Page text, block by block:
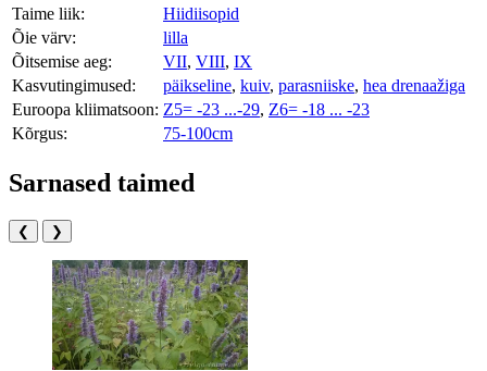
Taime liik:
Hiidiisopid
Õie värv:
lilla
Õitsemise aeg:
VII, VIII, IX
Kasvutingimused:
päikseline, kuiv, parasniiske, hea drenaažiga
Euroopa kliimatsoon: Z5= -23 ...-29, Z6= -18 ... -23
Kõrgus:
75-100cm
Sarnased taimed
❮ ❯